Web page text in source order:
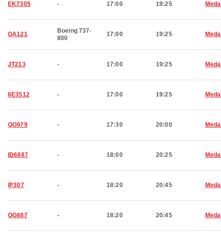
EK7305 - 17:00 19:25
GA121
Boeing 737-
800
17:00 19:25
JT213 - 17:00 19:25
6E3512 - 17:00 19:25
QG979 - 17:30 20:00
ID6887 - 18:00 20:25
IP307 - 18:20 20:45
QG887 - 18:20 20:45